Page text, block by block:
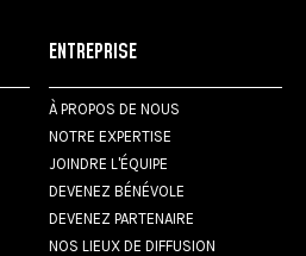
ENTREPRISE
À PROPOS DE NOUS
NOTRE EXPERTISE
JOINDRE L'ÉQUIPE
DEVENEZ BÉNÉVOLE
DEVENEZ PARTENAIRE
NOS LIEUX DE DIFFUSION